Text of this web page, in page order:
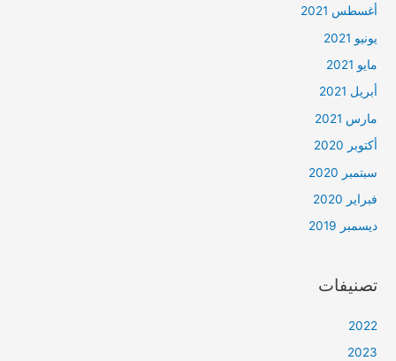
أغسطس 2021
يونيو 2021
مايو 2021
أبريل 2021
مارس 2021
أكتوبر 2020
سبتمبر 2020
فبراير 2020
ديسمبر 2019
تصنيفات
2022
2023